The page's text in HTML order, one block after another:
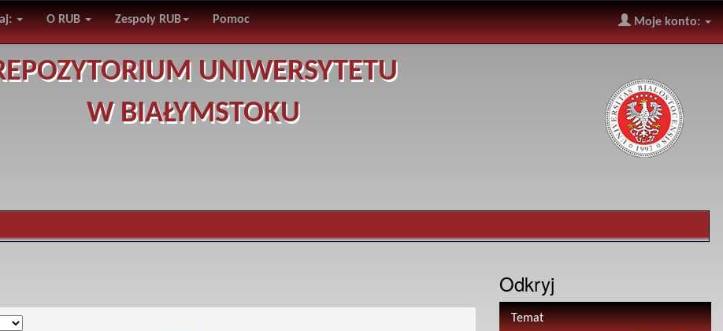
O RUB Zespoły RUB Pomoc Moje konto:
UNIWERSYTETU
W BIAŁYMSTOKU
Odkryj
Temat